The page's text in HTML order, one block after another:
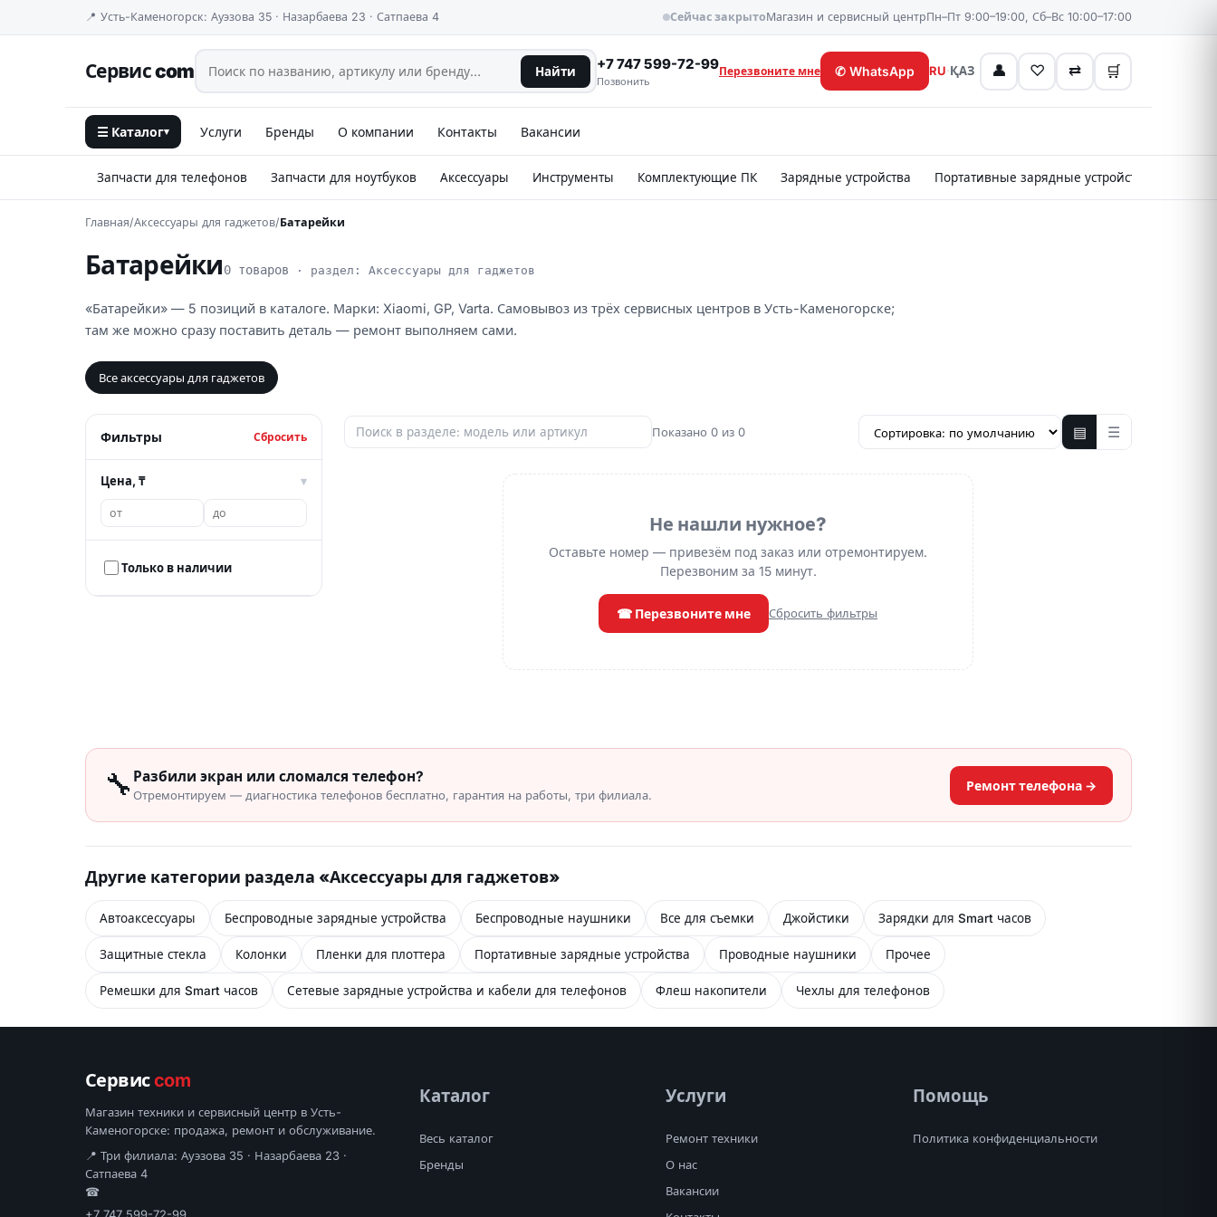
📍 Усть-Каменогорск: Ауэзова 35 · Назарбаева 23 · Сатпаева 4 Сейчас закрытоМагазин и сервисный центрПн–Пт 9:00–19:00, Сб–Вс 10:00–17:00
Сервис com Найти +7 747 599-72-99
Позвонить
Перезвоните мне ✆ WhatsApp RU·ҚАЗ 👤 ♡ ⇄ 🛒
☰ Каталог▾ Услуги Бренды О компании Контакты Вакансии
Запчасти для телефонов Запчасти для ноутбуков Аксессуары Инструменты Комплектующие ПК Зарядные устройства Портативные зарядные устройства
Главная/Аксессуары для гаджетов/Батарейки
Батарейки0 товаров · раздел: Аксессуары для гаджетов
«Батарейки» — 5 позиций в каталоге. Марки: Xiaomi, GP, Varta. Самовывоз из трёх сервисных центров в Усть-Каменогорске;
там же можно сразу поставить деталь — ремонт выполняем сами.
Все аксессуары для гаджетов
Фильтры Сбросить
Цена, ₸ ▾
Только в наличии
Показано 0 из 0 ▤ ☰
Не нашли нужное?
Оставьте номер — привезём под заказ или отремонтируем.
Перезвоним за 15 минут.
☎ Перезвоните мне Сбросить фильтры
🔧 Разбили экран или сломался телефон?
Отремонтируем — диагностика телефонов бесплатно, гарантия на работы, три филиала.
Ремонт телефона →
Другие категории раздела «Аксессуары для гаджетов»
Автоаксессуары Беспроводные зарядные устройства Беспроводные наушники Все для съемки Джойстики Зарядки для Smart часов
Защитные стекла Колонки Пленки для плоттера Портативные зарядные устройства Проводные наушники Прочее
Ремешки для Smart часов Сетевые зарядные устройства и кабели для телефонов Флеш накопители Чехлы для телефонов
Сервисcom
Магазин техники и сервисный центр в Усть-
Каменогорске: продажа, ремонт и обслуживание.
📍 Три филиала: Ауэзова 35 · Назарбаева 23 ·
Сатпаева 4
☎
Каталог
Весь каталог
Бренды
Услуги
Ремонт техники
О нас
Вакансии
Помощь
Политика конфиденциальности